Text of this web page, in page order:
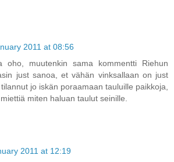
2011 at 08:56
oho, muutenkin sama kommentti Riehun
just sanoa, et vähän vinksallaan on just
jo iskän poraamaan tauluille paikkoja,
miten haluan taulut seinille.
2011 at 12:19